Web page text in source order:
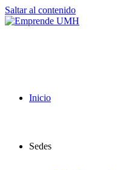
Saltar al contenido
Inicio
Sedes